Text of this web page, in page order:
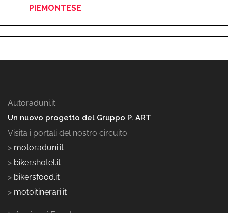
PIEMONTESE
Autoraduni.it
Un nuovo progetto del Gruppo P. ART
Visita i portali del nostro circuito:
> motoraduni.it
> bikershotel.it
> bikersfood.it
> motoitinerari.it